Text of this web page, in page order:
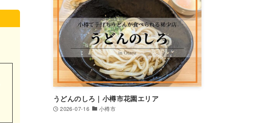
うどんのしろ｜小樽市花園エリア
2026-07-16 小樽市